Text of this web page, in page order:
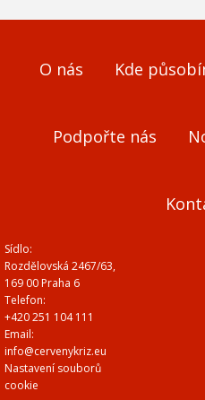
O nás Kde
Podpořte nás
Sídlo:
Rozdělovská 2467/63,
169 00 Praha 6
Telefon:
+420 251 104 111
Email:
info@cervenykriz.eu
Nastavení souborů
cookie